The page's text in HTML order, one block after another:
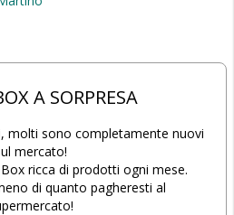
A SORPRESA
molti sono completamente nuovi
mercato!
ricca di prodotti ogni mese.
di quanto pagheresti al